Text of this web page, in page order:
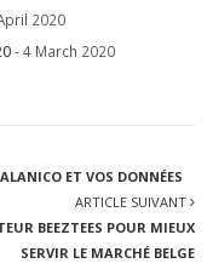
2020
- 4 March 2020
ET VOS DONNÉES
ARTICLE SUIVANT
BEEZTEES POUR MIEUX
SERVIR LE MARCHÉ BELGE